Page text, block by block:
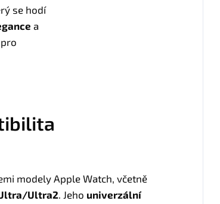
se hodí
a
modely Apple Watch, včetně
Ultra2. Jeho univerzální